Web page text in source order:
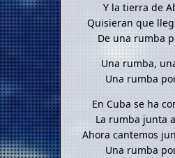
Y la tierra de
Quisieran que
De una rumba
Una rumba,
Una rumba
En Cuba se ha
La rumba junta
Ahora cantemos
Una rumba